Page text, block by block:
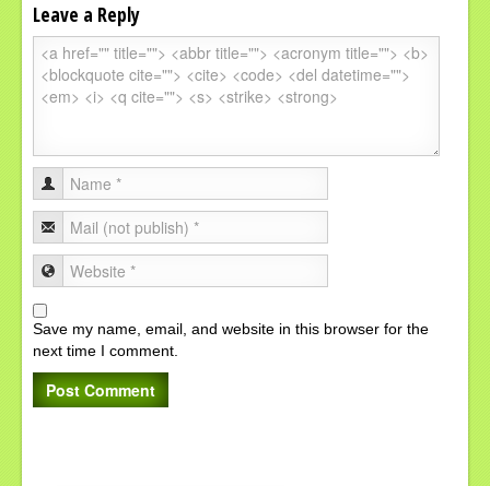
Leave a Reply
Save my name, email, and website in this browser for the
next time I comment.